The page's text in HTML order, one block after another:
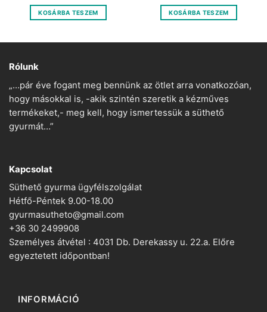
KOSÁRBA TESZEM
was:
1
050 Ft.
is:
265 Ft.
KOSÁRBA TESZEM
Rólunk
„…pár éve fogant meg bennünk az ötlet arra vonatkozóan,
hogy másokkal is, -akik szintén szeretik a kézműves
termékeket,- meg kell, hogy ismertessük a süthető
gyurmát…”
Kapcsolat
Süthető gyurma ügyfélszolgálat
Hétfő-Péntek 9.00-18.00
gyurmasutheto@gmail.com
+36 30 2499908
Személyes átvétel : 4031 Db. Derekassy u. 22.a. Előre
egyeztetett időpontban!
INFORMÁCIÓ